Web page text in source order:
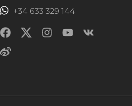
+34 633 329 144